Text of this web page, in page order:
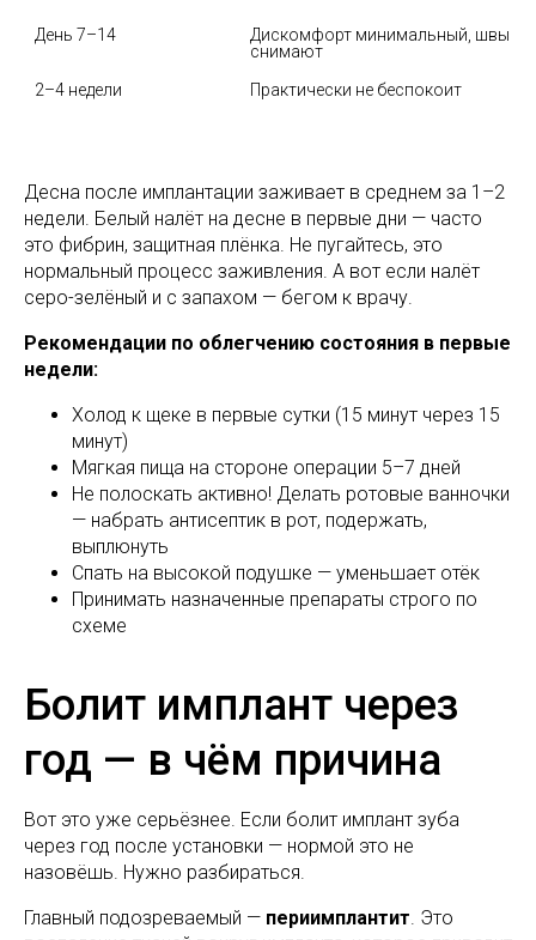
День 7–14
Дискомфорт минимальный, швы
снимают
2–4 недели
Практически не беспокоит
Десна после имплантации заживает в среднем за 1–2
недели. Белый налёт на десне в первые дни — часто
это фибрин, защитная плёнка. Не пугайтесь, это
нормальный процесс заживления. А вот если налёт
серо-зелёный и с запахом — бегом к врачу.
Рекомендации по облегчению состояния в первые
недели:
Холод к щеке в первые сутки (15 минут через 15
минут)
Мягкая пища на стороне операции 5–7 дней
Не полоскать активно! Делать ротовые ванночки
— набрать антисептик в рот, подержать,
выплюнуть
Спать на высокой подушке — уменьшает отёк
Принимать назначенные препараты строго по
схеме
Болит имплант через
год — в чём причина
Вот это уже серьёзнее. Если болит имплант зуба
через год после установки — нормой это не
назовёшь. Нужно разбираться.
Главный подозреваемый — периимплантит. Это